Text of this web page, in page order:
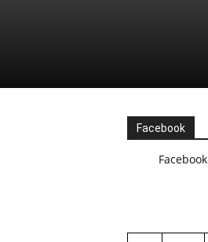
Facebook
Facebook